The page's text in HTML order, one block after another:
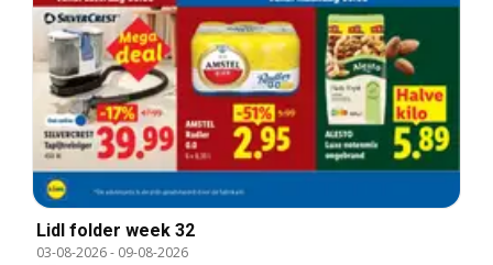
Lidl folder week 32
03-08-2026- 09-08-2026